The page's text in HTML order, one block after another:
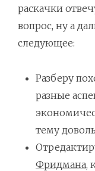
раскачки
вопрос, ну а
следующее:
Разберу
разные
тему
Фридмана,